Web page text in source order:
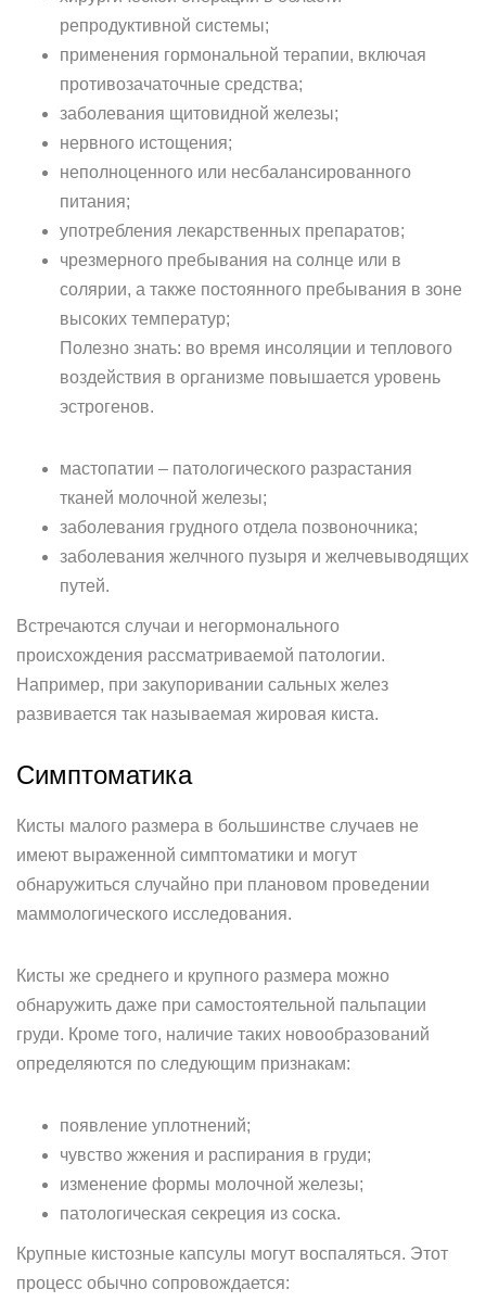
репродуктивной системы;
применения гормональной терапии, включая
противозачаточные средства;
заболевания щитовидной железы;
нервного истощения;
неполноценного или несбалансированного
питания;
употребления лекарственных препаратов;
чрезмерного пребывания на солнце или в
солярии, а также постоянного пребывания в зоне
высоких температур;
Полезно знать: во время инсоляции и теплового
воздействия в организме повышается уровень
эстрогенов.
мастопатии – патологического разрастания
тканей молочной железы;
заболевания грудного отдела позвоночника;
заболевания желчного пузыря и желчевыводящих
путей.
Встречаются случаи и негормонального
происхождения рассматриваемой патологии.
Например, при закупоривании сальных желез
развивается так называемая жировая киста.
Симптоматика
Кисты малого размера в большинстве случаев не
имеют выраженной симптоматики и могут
обнаружиться случайно при плановом проведении
маммологического исследования.
Кисты же среднего и крупного размера можно
обнаружить даже при самостоятельной пальпации
груди. Кроме того, наличие таких новообразований
определяются по следующим признакам:
появление уплотнений;
чувство жжения и распирания в груди;
изменение формы молочной железы;
патологическая секреция из соска.
Крупные кистозные капсулы могут воспаляться. Этот
процесс обычно сопровождается: